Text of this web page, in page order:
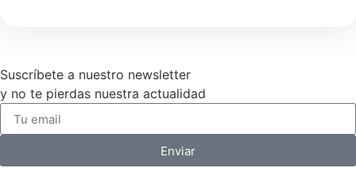
Suscríbete a nuestro newsletter
y no te pierdas nuestra actualidad
Enviar